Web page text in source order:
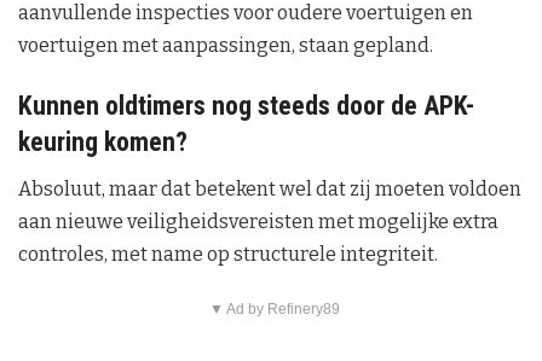
aanvullende inspecties voor oudere voertuigen en
voertuigen met aanpassingen, staan gepland.
Kunnen oldtimers nog steeds door de APK-
keuring komen?
Absoluut, maar dat betekent wel dat zij moeten voldoen
aan nieuwe veiligheidsvereisten met mogelijke extra
controles, met name op structurele integriteit.
▼ Ad by Refinery89